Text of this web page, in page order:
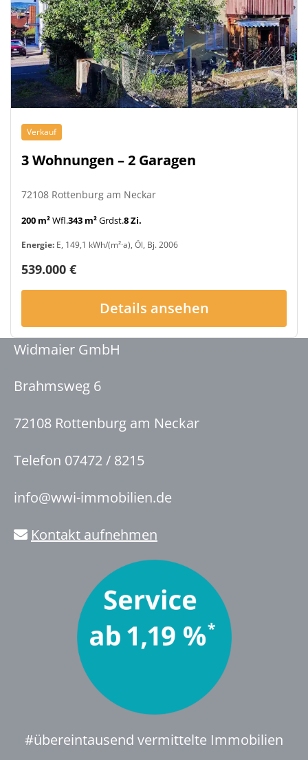
Verkauf
3 Wohnungen – 2 Garagen
72108 Rottenburg am Neckar
200 m²Wfl.343 m²Grdst.8 Zi.
Energie: E, 149,1 kWh/(m²·a), Öl, Bj. 2006
539.000 €
Details ansehen
Widmaier GmbH
Brahmsweg 6
72108 Rottenburg am Neckar
Telefon 07472 / 8215
info@wwi-immobilien.de
Kontakt aufnehmen
#übereintausend vermittelte Immobilien